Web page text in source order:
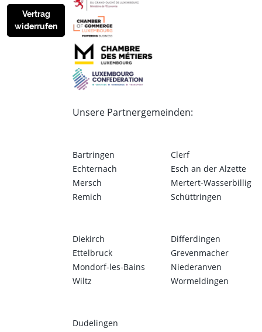
Vertrag
widerrufen
Unsere Partnergemeinden:
Bartringen
Echternach
Mersch
Remich
Clerf
Esch an der Alzette
Mertert-Wasserbillig
Schüttringen
Diekirch
Ettelbruck
Mondorf-les-Bains
Wiltz
Differdingen
Grevenmacher
Niederanven
Wormeldingen
Dudelingen